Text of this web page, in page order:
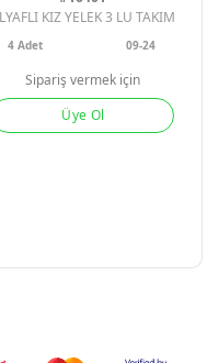
KIZ YELEK 3 LU TAKIM
4Adet 09-24
Sipariş vermek için
Üye Ol